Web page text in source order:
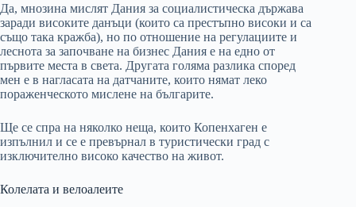
Да, мнозина мислят Дания за социалистическа държава
заради високите данъци (които са престъпно високи и са
също така кражба), но по отношение на регулациите и
леснота за започване на бизнес Дания е на едно от
първите места в света. Другата голяма разлика според
мен е в нагласата на датчаните, които нямат леко
пораженческото мислене на българите.
Ще се спра на няколко неща, които Копенхаген е
изпълнил и се е превърнал в туристически град с
изключително високо качество на живот.
Колелата и велоалеите